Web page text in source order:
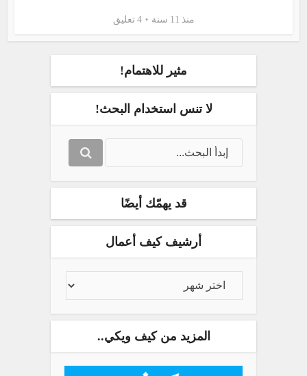
منذ 11 سنة 4 تعليق
مثير للاهتمام!
لا تنس استخدام البحث!
قد يهمّك أيضًا
أرشيف كيف أعمال
المزيد من كيف ويكي..